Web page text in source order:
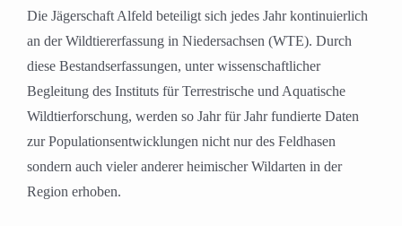
Die Jägerschaft Alfeld beteiligt sich jedes Jahr kontinuierlich
an der Wildtiererfassung in Niedersachsen (WTE). Durch
diese Bestandserfassungen, unter wissenschaftlicher
Begleitung des Instituts für Terrestrische und Aquatische
Wildtierforschung, werden so Jahr für Jahr fundierte Daten
zur Populationsentwicklungen nicht nur des Feldhasen
sondern auch vieler anderer heimischer Wildarten in der
Region erhoben.